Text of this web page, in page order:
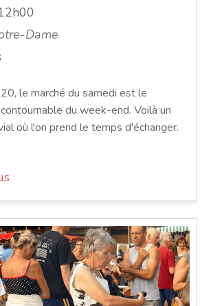
Dame
le marché du samedi est le
du week-end. Voilà un
où l'on prend le temps d'échanger.